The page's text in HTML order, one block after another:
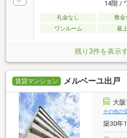
14階 /
礼金なし 敷金
ワンルーム
最
残り3件を表示
賃貸マンション メルベーユ出戸
大
その他の
築30年